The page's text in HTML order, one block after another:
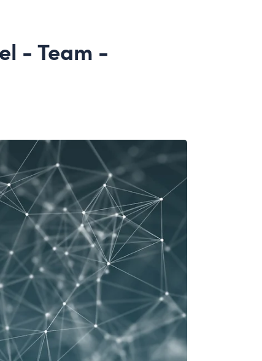
- Team -